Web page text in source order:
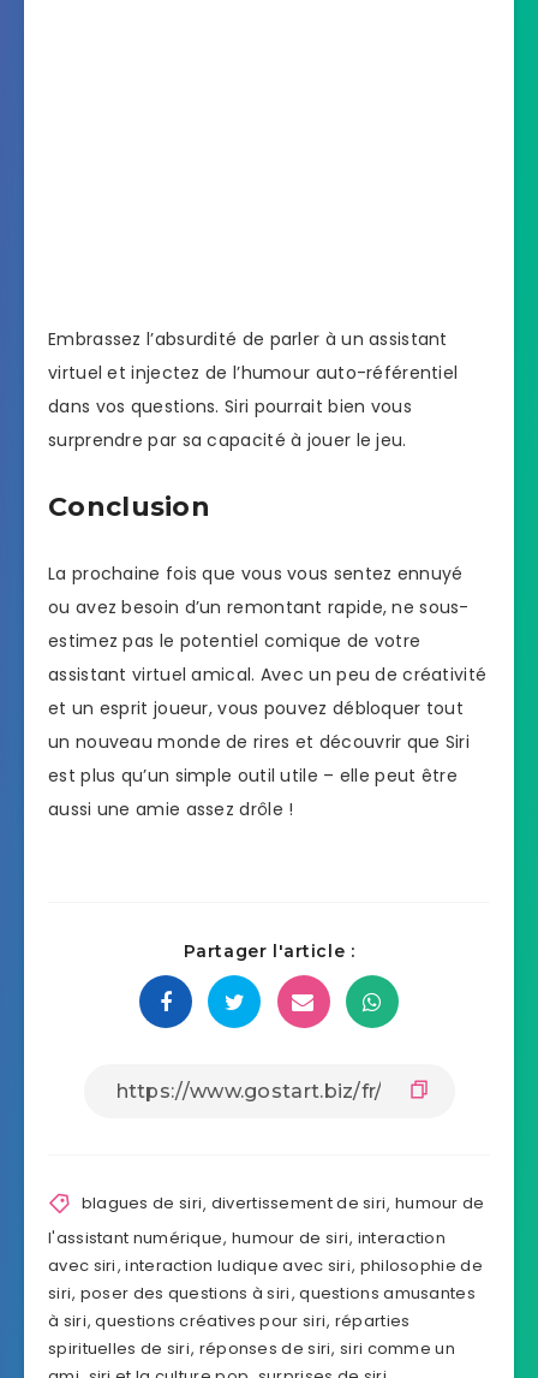
Embrassez l’absurdité de parler à un assistant
virtuel et injectez de l’humour auto-référentiel
dans vos questions. Siri pourrait bien vous
surprendre par sa capacité à jouer le jeu.
Conclusion
La prochaine fois que vous vous sentez ennuyé
ou avez besoin d’un remontant rapide, ne sous-
estimez pas le potentiel comique de votre
assistant virtuel amical. Avec un peu de créativité
et un esprit joueur, vous pouvez débloquer tout
un nouveau monde de rires et découvrir que Siri
est plus qu’un simple outil utile – elle peut être
aussi une amie assez drôle !
Partager l'article :
blagues de siri, divertissement de siri, humour de
l'assistant numérique, humour de siri, interaction
avec siri,interaction ludique avec siri, philosophie de
siri, poser des questions à siri,questions amusantes
à siri,questions créatives pour siri, réparties
spirituelles de siri, réponses de siri,siri comme un